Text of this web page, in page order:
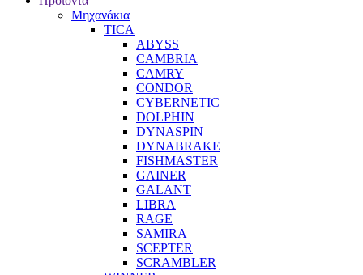
Μηχανάκια
TICA
ABYSS
CAMBRIA
CAMRY
CONDOR
CYBERNETIC
DOLPHIN
DYNASPIN
DYNABRAKE
FISHMASTER
GAINER
GALANT
LIBRA
RAGE
SAMIRA
SCEPTER
SCRAMBLER